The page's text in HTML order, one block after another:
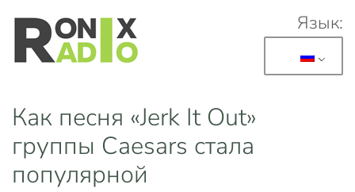
Перейти к основному содержанию
Язык:
Как песня «Jerk It Out»
группы Caesars стала
популярной